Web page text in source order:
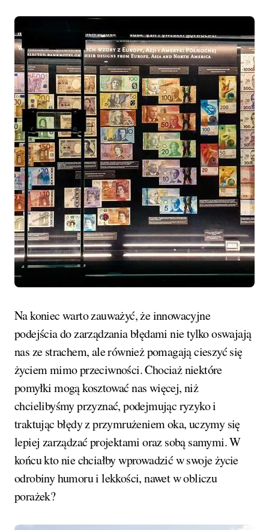
Na koniec warto zauważyć, że innowacyjne
podejścia do zarządzania błędami nie tylko oswajają
nas ze strachem, ale również pomagają cieszyć się
życiem mimo przeciwności. Chociaż niektóre
pomyłki mogą kosztować nas więcej, niż
chcielibyśmy przyznać, podejmując ryzyko i
traktując błędy z przymrużeniem oka, uczymy się
lepiej zarządzać projektami oraz sobą samymi. W
końcu kto nie chciałby wprowadzić w swoje życie
odrobiny humoru i lekkości, nawet w obliczu
porażek?